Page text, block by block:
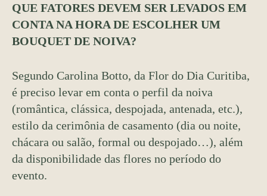
QUE FATORES DEVEM SER LEVADOS EM
CONTA NA HORA DE ESCOLHER UM
BOUQUET DE NOIVA?
Segundo Carolina Botto, da Flor do Dia Curitiba,
é preciso levar em conta o perfil da noiva
(romântica, clássica, despojada, antenada, etc.),
estilo da cerimônia de casamento (dia ou noite,
chácara ou salão, formal ou despojado…), além
da disponibilidade das flores no período do
evento.